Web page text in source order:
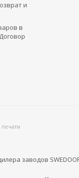
и
в
заводов